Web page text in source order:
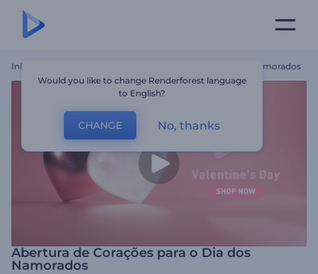
Início Abertura De Corações Para O Dia Dos Namorados
Abertura de Corações para o Dia dos
Namorados
Would you like to change Renderforest language
to English?
CHANGE No, thanks